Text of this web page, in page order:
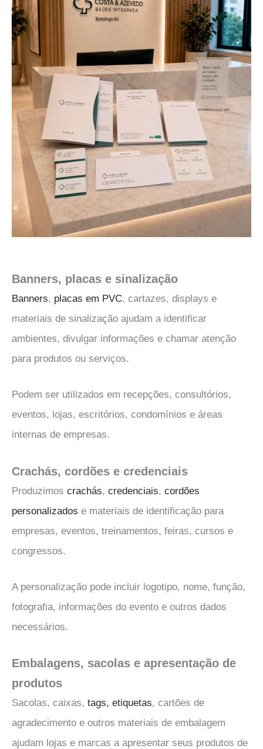
Banners, placas e sinalização
Banners, placas em PVC, cartazes, displays e
materiais de sinalização ajudam a identificar
ambientes, divulgar informações e chamar atenção
para produtos ou serviços.
Podem ser utilizados em recepções, consultórios,
eventos, lojas, escritórios, condomínios e áreas
internas de empresas.
Crachás, cordões e credenciais
Produzimos crachás, credenciais, cordões
personalizados e materiais de identificação para
empresas, eventos, treinamentos, feiras, cursos e
congressos.
A personalização pode incluir logotipo, nome, função,
fotografia, informações do evento e outros dados
necessários.
Embalagens, sacolas e apresentação de
produtos
Sacolas, caixas, tags, etiquetas, cartões de
agradecimento e outros materiais de embalagem
ajudam lojas e marcas a apresentar seus produtos de